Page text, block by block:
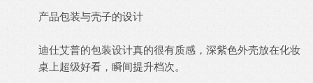
产品包装与壳子的设计
迪仕艾普的包装设计真的很有质感，深紫色外壳放在化妆
桌上超级好看，瞬间提升档次。